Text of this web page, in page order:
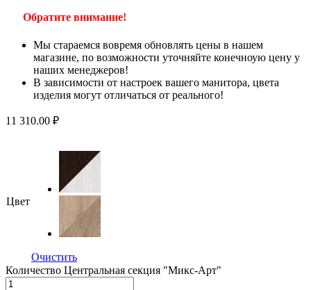
Обратите внимание!
Мы стараемся вовремя обновлять цены в нашем
магазине, по возможности уточняйте конечноую цену у
наших менеджеров!
В зависимости от настроек вашего манитора, цвета
изделия могут отличаться от реального!
11 310.00 ₽
Цвет
Очистить
Количество Центральная секция "Микс-Арт"